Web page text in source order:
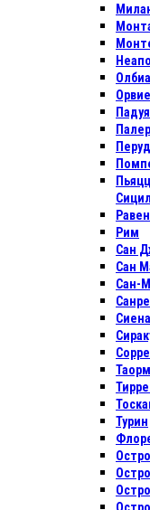
Падуя
Рим
Сан
Сан
Сан-
Сиена
Турин